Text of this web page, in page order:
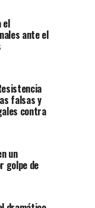
el
ante el
falsas y
contra
un
golpe de